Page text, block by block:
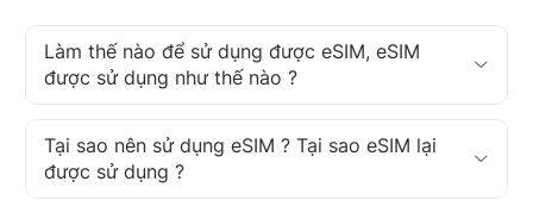
Làm thế nào để sử dụng được eSIM, eSIM
được sử dụng như thế nào ?
Tại sao nên sử dụng eSIM ? Tại sao eSIM lại
được sử dụng ?